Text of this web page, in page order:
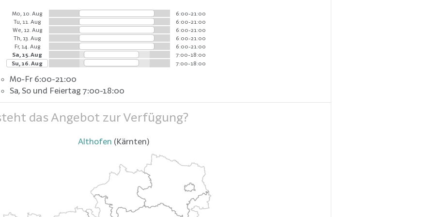
Mo, 10. Aug
6:00-21:00
Tu, 11. Aug
6:00-21:00
We, 12. Aug
6:00-21:00
Th, 13. Aug
6:00-21:00
Fr, 14. Aug
6:00-21:00
Sa, 15. Aug
7:00-18:00
Su, 16. Aug
7:00-18:00
Mo-Fr 6:00-21:00
Sa, So und Feiertag 7:00-18:00
das Angebot zur Verfügung?
Althofen (Kärnten)